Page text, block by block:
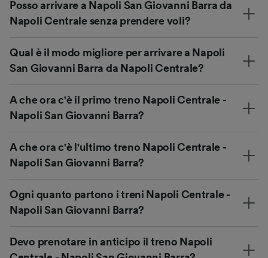
Posso arrivare a Napoli San Giovanni Barra da
Napoli Centrale senza prendere voli?
Qual è il modo migliore per arrivare a Napoli
San Giovanni Barra da Napoli Centrale?
A che ora c'è il primo treno Napoli Centrale -
Napoli San Giovanni Barra?
A che ora c'è l'ultimo treno Napoli Centrale -
Napoli San Giovanni Barra?
Ogni quanto partono i treni Napoli Centrale -
Napoli San Giovanni Barra?
Devo prenotare in anticipo il treno Napoli